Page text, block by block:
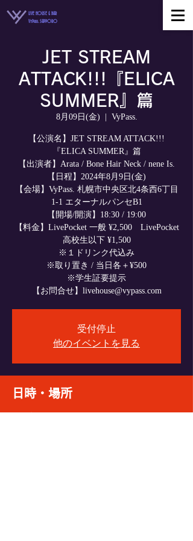
LIVE HOUSE & BAR
VyPass. SAPPORO
JET STREAM
ATTACK!!!『ELICA
SUMMER』篇
8月09日(金) VyPass.
【公演名】JET STREAM ATTACK!!!
『ELICA SUMMER』篇
【出演者】Arata / Bone Hair Neck / nene Is.
【日程】2024年8月9日(金)
【会場】VyPass. 札幌市中央区北4条西6丁目
1-1 エターナルパンセB1
【開場/開演】18:30 / 19:00
【料金】LivePocket 一般 ¥2,500 LivePocket
高校生以下 ¥1,500
※１ドリンク代込み
※取り置き / 当日各＋¥500
※学生証要提示
【お問合せ】livehouse@vypass.com
受付停止
他のイベントを見る
日時・場所